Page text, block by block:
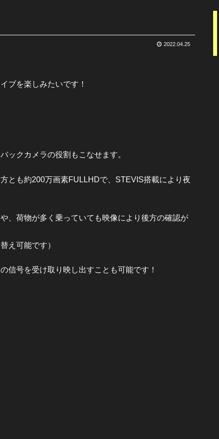
2022.04.25
ブを楽しみたいです！
ックカメラの役割もこなせます。
とも約200万画素FULLHDで、STEVIS搭載により夜
、荷物が多く乗っていても映像により後方の確認が
え可能です）
信号を受け取り映し出すことも可能です！